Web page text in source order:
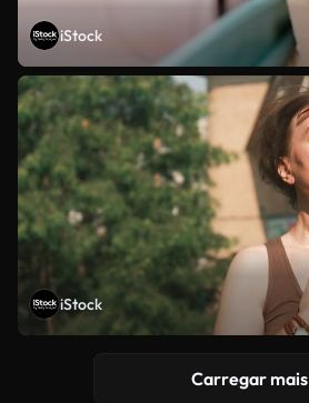
iStock
iStock
Carregar mais